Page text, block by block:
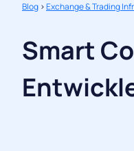
Blog >Exchange & Trading
Smart